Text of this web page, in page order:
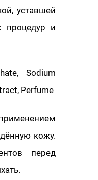
уставшей
процедур и
Sodium
Perfume
кожу.
перед